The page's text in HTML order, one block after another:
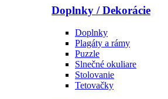
Doplnky / Dekorácie
Doplnky
Plagáty a rámy
Puzzle
Slnečné okuliare
Stolovanie
Tetovačky